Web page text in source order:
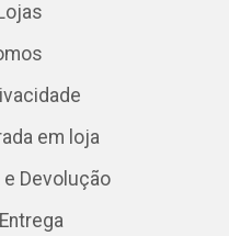
em loja
Devolução